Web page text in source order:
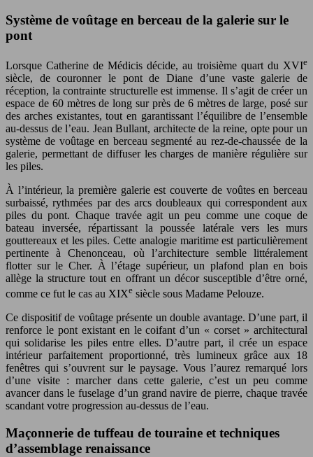
Système de voûtage en berceau de la galerie sur le
pont
Lorsque Catherine de Médicis décide, au troisième quart du XVIe
siècle, de couronner le pont de Diane d’une vaste galerie de
réception, la contrainte structurelle est immense. Il s’agit de créer un
espace de 60 mètres de long sur près de 6 mètres de large, posé sur
des arches existantes, tout en garantissant l’équilibre de l’ensemble
au-dessus de l’eau. Jean Bullant, architecte de la reine, opte pour un
système de voûtage en berceau segmenté au rez-de-chaussée de la
galerie, permettant de diffuser les charges de manière régulière sur
les piles.
À l’intérieur, la première galerie est couverte de voûtes en berceau
surbaissé, rythmées par des arcs doubleaux qui correspondent aux
piles du pont. Chaque travée agit un peu comme une coque de
bateau inversée, répartissant la poussée latérale vers les murs
gouttereaux et les piles. Cette analogie maritime est particulièrement
pertinente à Chenonceau, où l’architecture semble littéralement
flotter sur le Cher. À l’étage supérieur, un plafond plan en bois
allège la structure tout en offrant un décor susceptible d’être orné,
comme ce fut le cas au XIXe siècle sous Madame Pelouze.
Ce dispositif de voûtage présente un double avantage. D’une part, il
renforce le pont existant en le coifant d’un « corset » architectural
qui solidarise les piles entre elles. D’autre part, il crée un espace
intérieur parfaitement proportionné, très lumineux grâce aux 18
fenêtres qui s’ouvrent sur le paysage. Vous l’aurez remarqué lors
d’une visite : marcher dans cette galerie, c’est un peu comme
avancer dans le fuselage d’un grand navire de pierre, chaque travée
scandant votre progression au-dessus de l’eau.
Maçonnerie de tuffeau de touraine et techniques
d’assemblage renaissance